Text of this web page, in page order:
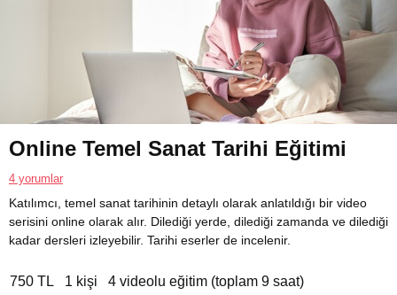
Online Temel Sanat Tarihi Eğitimi
4 yorumlar
Katılımcı, temel sanat tarihinin detaylı olarak anlatıldığı bir video
serisini online olarak alır. Dilediği yerde, dilediği zamanda ve dilediği
kadar dersleri izleyebilir. Tarihi eserler de incelenir.
750 TL 1 kişi 4 videolu eğitim (toplam 9 saat)